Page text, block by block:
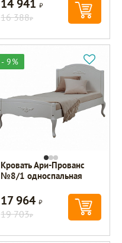
14 941Р
16 388Р
- 9%
Кровать Ари-Прованс
№8/1 односпальная
17 964Р
19 703Р